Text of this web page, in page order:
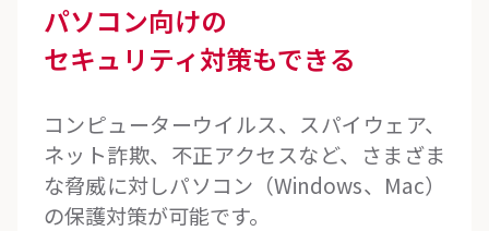
パソコン向けの
セキュリティ対策もできる
コンピューターウイルス、スパイウェア、
ネット詐欺、不正アクセスなど、さまざま
な脅威に対しパソコン（Windows、Mac）
の保護対策が可能です。